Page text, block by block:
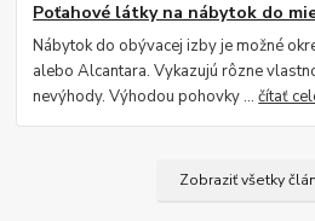
Poťahové látky na nábytok do
Nábytok do obývacej izby je možné
alebo Alcantara. Vykazujú rôzne
nevýhody. Výhodou pohovky ...čítať
Zobraziť všetky